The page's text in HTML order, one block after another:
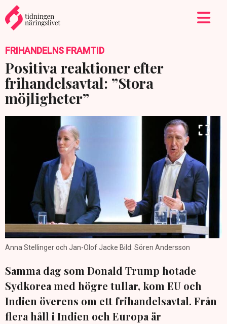
FRIHANDELNS FRAMTID
Positiva reaktioner efter
frihandelsavtal: ”Stora
möjligheter”
Anna Stellinger och Jan-Olof Jacke Bild: Sören Andersson
Samma dag som Donald Trump hotade
Sydkorea med högre tullar, kom EU och
Indien överens om ett frihandelsavtal. Från
flera håll i Indien och Europa är